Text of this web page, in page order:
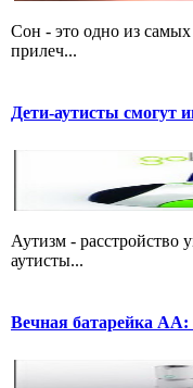
Сон - это одно из самых
прилеч...
Дети-аутисты смогут
Аутизм - расстройство
аутисты...
Вечная батарейка АА: